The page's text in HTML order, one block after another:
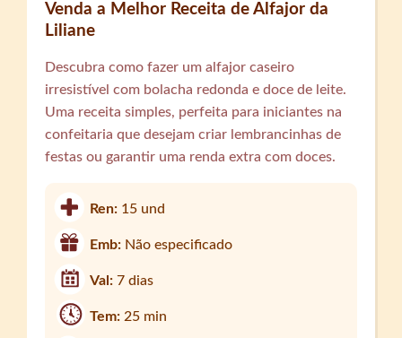
Venda a Melhor Receita de Alfajor da
Liliane
Descubra como fazer um alfajor caseiro
irresistível com bolacha redonda e doce de leite.
Uma receita simples, perfeita para iniciantes na
confeitaria que desejam criar lembrancinhas de
festas ou garantir uma renda extra com doces.
Ren: 15 und
Emb: Não especificado
Val:7 dias
Tem:25 min